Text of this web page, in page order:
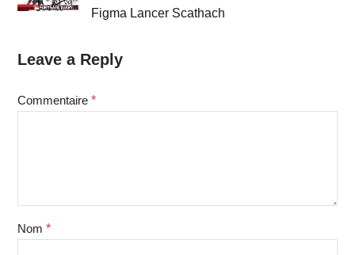
Figma Lancer Scathach
Leave a Reply
Commentaire *
Nom *